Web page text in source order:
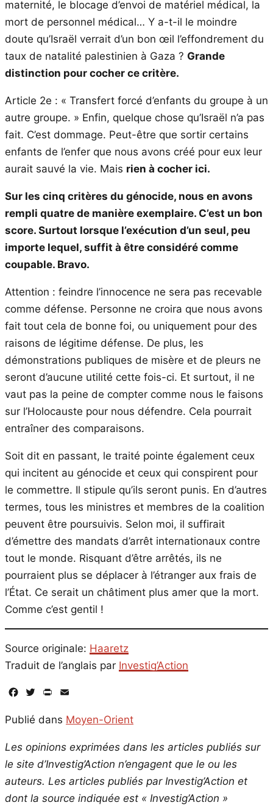
maternité, le blocage d’envoi de matériel médical, la
mort de personnel médical… Y a-t-il le moindre
doute qu’Israël verrait d’un bon œil l’effondrement du
taux de natalité palestinien à Gaza ? Grande
distinction pour cocher ce critère.
Article 2e : « Transfert forcé d’enfants du groupe à un
autre groupe. » Enfin, quelque chose qu’Israël n’a pas
fait. C’est dommage. Peut-être que sortir certains
enfants de l’enfer que nous avons créé pour eux leur
aurait sauvé la vie. Mais rien à cocher ici.
Sur les cinq critères du génocide, nous en avons
rempli quatre de manière exemplaire. C’est un bon
score. Surtout lorsque l’exécution d’un seul, peu
importe lequel, suffit à être considéré comme
coupable. Bravo.
Attention : feindre l’innocence ne sera pas recevable
comme défense. Personne ne croira que nous avons
fait tout cela de bonne foi, ou uniquement pour des
raisons de légitime défense. De plus, les
démonstrations publiques de misère et de pleurs ne
seront d’aucune utilité cette fois-ci. Et surtout, il ne
vaut pas la peine de compter comme nous le faisons
sur l’Holocauste pour nous défendre. Cela pourrait
entraîner des comparaisons.
Soit dit en passant, le traité pointe également ceux
qui incitent au génocide et ceux qui conspirent pour
le commettre. Il stipule qu’ils seront punis. En d’autres
termes, tous les ministres et membres de la coalition
peuvent être poursuivis. Selon moi, il suffirait
d’émettre des mandats d’arrêt internationaux contre
tout le monde. Risquant d’être arrêtés, ils ne
pourraient plus se déplacer à l’étranger aux frais de
l’État. Ce serait un châtiment plus amer que la mort.
Comme c’est gentil !
Source originale: Haaretz
Traduit de l’anglais par Investig’Action
Facebook
TwitterPrintFriendly
Publié dans Moyen-Orient
Les opinions exprimées dans les articles publiés sur
le site d’Investig’Action n’engagent que le ou les
auteurs. Les articles publiés par Investig’Action et
dont la source indiquée est « Investig’Action »